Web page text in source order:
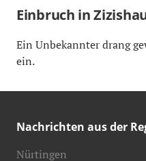
Einbruch in
Ein Unbekannter drang
ein.
Nachrichten aus der
Nürtingen